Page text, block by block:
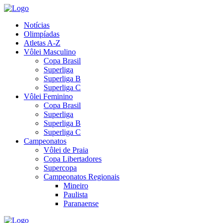
Notícias
Olimpíadas
Atletas A-Z
Vôlei Masculino
Copa Brasil
Superliga
Superliga B
Superliga C
Vôlei Feminino
Copa Brasil
Superliga
Superliga B
Superliga C
Campeonatos
Vôlei de Praia
Copa Libertadores
Supercopa
Campeonatos Regionais
Mineiro
Paulista
Paranaense